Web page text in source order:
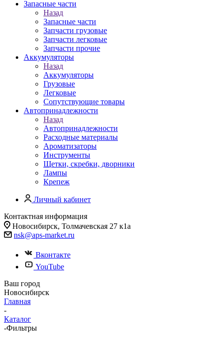
Запасные части
Назад
Запасные части
Запчасти грузовые
Запчасти легковые
Запчасти прочие
Аккумуляторы
Назад
Аккумуляторы
Грузовые
Легковые
Сопутствующие товары
Автопринадлежности
Назад
Автопринадлежности
Расходные материалы
Ароматизаторы
Инструменты
Щетки, скребки, дворники
Лампы
Крепеж
Личный кабинет
Контактная информация
Новосибирск, Толмачевская 27 к1а
nsk@aps-market.ru
Вконтакте
YouTube
Ваш город
Новосибирск
Главная
-
Каталог
-Фильтры